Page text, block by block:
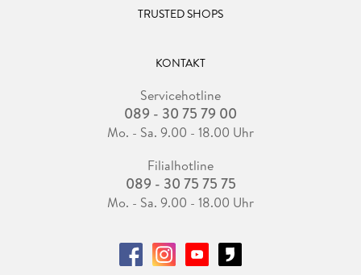
TRUSTED SHOPS
KONTAKT
Servicehotline
089 - 30 75 79 00
Mo. - Sa. 9.00 - 18.00 Uhr
Filialhotline
089 - 30 75 75 75
Mo. - Sa. 9.00 - 18.00 Uhr